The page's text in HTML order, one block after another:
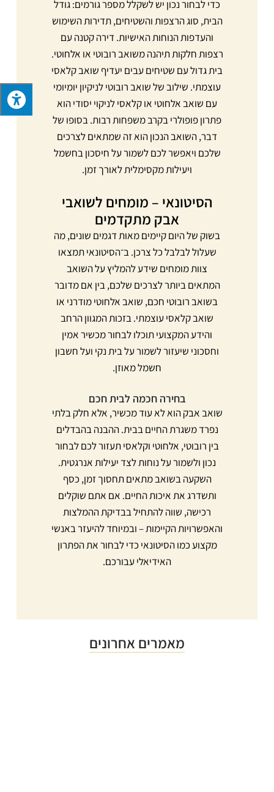
כדי לבחור נכון יש לשקלל מספר גורמים: גודל
הבית, סוג הרצפות והשטיחים, תדירות השימוש
והעדפות הנוחות האישיות. דירה קטנה עם
רצפות חלקות תיהנה משואב רובוטי או אלחוטי.
בית גדול עם שטיחים עבים יעדיף שואב קלאסי
עוצמתי. שילוב של שואב רובוטי לניקיון יומיומי
עם שואב אלחוטי או קלאסי לניקוי יסודי הוא
פתרון פופולרי בקרב משפחות רבות. בסופו של
דבר, השואב הנכון הוא זה שמתאים לצרכים
שלכם ויאפשר לכם לשמור על חיסכון בחשמל
ויעילות מקסימלית לאורך זמן.
הסיטונאי – מומחים לשואבי
אבק מתקדמים
בשוק של היום קיימים מאות דגמים שונים, מה
שעלול לבלבל כל צרכן. ב־הסיטונאי תמצאו
צוות מומחים שידע להמליץ על השואב
המתאים ביותר לצרכים שלכם, בין אם מדובר
בשואב רובוטי חכם, שואב אלחוטי מודרני או
שואב קלאסי עוצמתי. בזכות המגוון הרחב
והידע המקצועי תוכלו לבחור מכשיר אמין
וחסכוני שיעזור לשמור על בית נקי ועל חשבון
חשמל מאוזן.
בחירה חכמה לבית חכם
שואב אבק הוא לא עוד מכשיר, אלא חלק בלתי
נפרד משגרת החיים בבית. ההבנה בהבדלים
בין רובוטי, אלחוטי וקלאסי תעזור לכם לבחור
נכון ולשמור על נוחות לצד יעילות אנרגטית.
השקעה בשואב מתאים תחסוך זמן, כסף
ותשדרג את איכות החיים. אם אתם שוקלים
רכישה, שווה להתחיל בבדיקת ההמלצות
והאפשרויות הקיימות – ובמיוחד להיעזר באנשי
מקצוע כמו הסיטונאי כדי לבחור את הפתרון
האידיאלי עבורכם.
מאמרים אחרונים